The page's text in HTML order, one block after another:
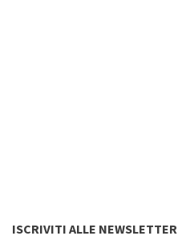
ISCRIVITI ALLE NEWSLETTER